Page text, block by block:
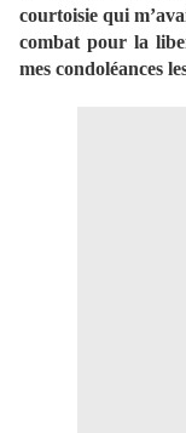
courtoisie qui
combat pour la
mes condoléances